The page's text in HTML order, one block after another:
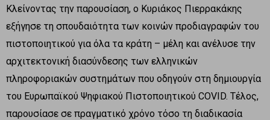
Κλείνοντας την παρουσίαση, ο Κυριάκος Πιερρακάκης
εξήγησε τη σπουδαιότητα των κοινών προδιαγραφών του
πιστοποιητικού για όλα τα κράτη – μέλη και ανέλυσε την
αρχιτεκτονική διασύνδεσης των ελληνικών
πληροφοριακών συστημάτων που οδηγούν στη δημιουργία
του Ευρωπαϊκού Ψηφιακού Πιστοποιητικού COVID. Τέλος,
παρουσίασε σε πραγματικό χρόνο τόσο τη διαδικασία